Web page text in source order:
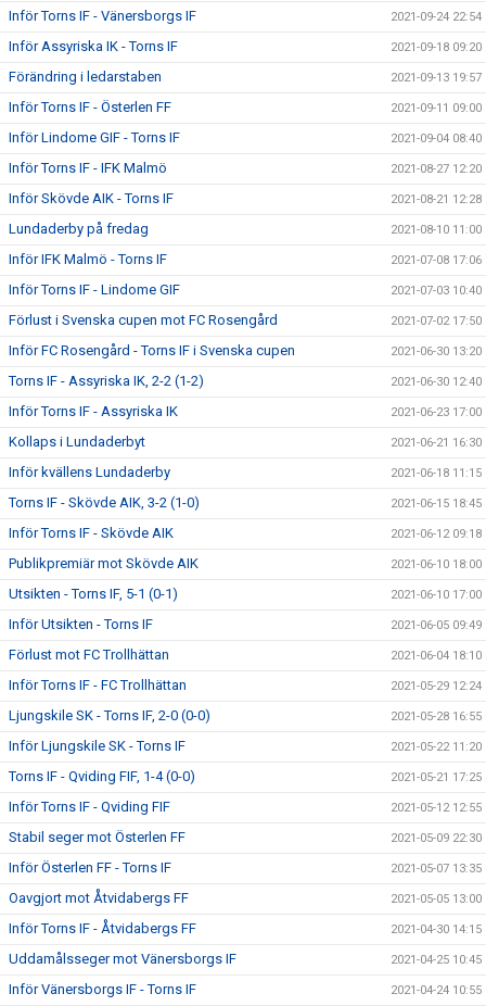
Inför Torns IF - Vänersborgs IF 2021-09-24 22:54
Inför Assyriska IK - Torns IF 2021-09-18 09:20
Förändring i ledarstaben 2021-09-13 19:57
Inför Torns IF - Österlen FF 2021-09-11 09:00
Inför Lindome GIF - Torns IF 2021-09-04 08:40
Inför Torns IF - IFK Malmö 2021-08-27 12:20
Inför Skövde AIK - Torns IF 2021-08-21 12:28
Lundaderby på fredag 2021-08-10 11:00
Inför IFK Malmö - Torns IF 2021-07-08 17:06
Inför Torns IF - Lindome GIF 2021-07-03 10:40
Förlust i Svenska cupen mot FC Rosengård 2021-07-02 17:50
Inför FC Rosengård - Torns IF i Svenska cupen 2021-06-30 13:20
Torns IF - Assyriska IK, 2-2 (1-2) 2021-06-30 12:40
Inför Torns IF - Assyriska IK 2021-06-23 17:00
Kollaps i Lundaderbyt 2021-06-21 16:30
Inför kvällens Lundaderby 2021-06-18 11:15
Torns IF - Skövde AIK, 3-2 (1-0) 2021-06-15 18:45
Inför Torns IF - Skövde AIK 2021-06-12 09:18
Publikpremiär mot Skövde AIK 2021-06-10 18:00
Utsikten - Torns IF, 5-1 (0-1) 2021-06-10 17:00
Inför Utsikten - Torns IF 2021-06-05 09:49
Förlust mot FC Trollhättan 2021-06-04 18:10
Inför Torns IF - FC Trollhättan 2021-05-29 12:24
Ljungskile SK - Torns IF, 2-0 (0-0) 2021-05-28 16:55
Inför Ljungskile SK - Torns IF 2021-05-22 11:20
Torns IF - Qviding FIF, 1-4 (0-0) 2021-05-21 17:25
Inför Torns IF - Qviding FIF 2021-05-12 12:55
Stabil seger mot Österlen FF 2021-05-09 22:30
Inför Österlen FF - Torns IF 2021-05-07 13:35
Oavgjort mot Åtvidabergs FF 2021-05-05 13:00
Inför Torns IF - Åtvidabergs FF 2021-04-30 14:15
Uddamålsseger mot Vänersborgs IF 2021-04-25 10:45
Inför Vänersborgs IF - Torns IF 2021-04-24 10:55